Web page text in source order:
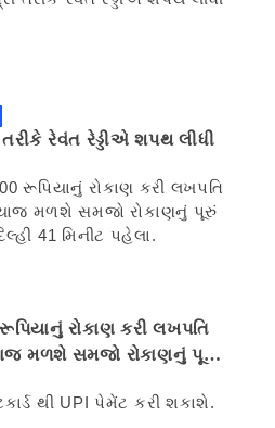
રેવંત રેડ્ડીએ શપથ લીધી
રોકાણ કરી લખપતિ
મળશે સમજો રોકાણનું પૂરું